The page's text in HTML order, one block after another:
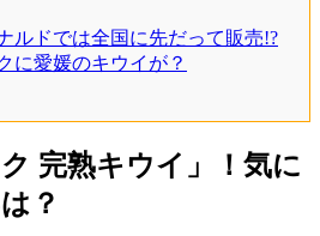
ルドでは全国に先だって販売!?
に愛媛のキウイが？
完熟キウイ」！気に
？